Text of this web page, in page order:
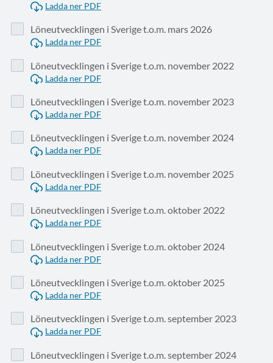
Ladda ner PDF
Löneutvecklingen i Sverige t.o.m. mars 2026
Ladda ner PDF
Löneutvecklingen i Sverige t.o.m. november 2022
Ladda ner PDF
Löneutvecklingen i Sverige t.o.m. november 2023
Ladda ner PDF
Löneutvecklingen i Sverige t.o.m. november 2024
Ladda ner PDF
Löneutvecklingen i Sverige t.o.m. november 2025
Ladda ner PDF
Löneutvecklingen i Sverige t.o.m. oktober 2022
Ladda ner PDF
Löneutvecklingen i Sverige t.o.m. oktober 2024
Ladda ner PDF
Löneutvecklingen i Sverige t.o.m. oktober 2025
Ladda ner PDF
Löneutvecklingen i Sverige t.o.m. september 2023
Ladda ner PDF
Löneutvecklingen i Sverige t.o.m. september 2024